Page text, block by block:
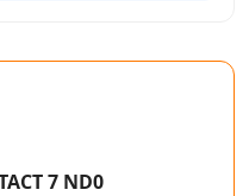
7 ND0